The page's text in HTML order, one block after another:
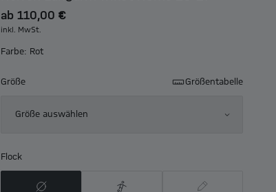
ab 110,00 €
inkl. MwSt.
Farbe: Rot
Größe Größentabelle
Größe auswählen
Flock